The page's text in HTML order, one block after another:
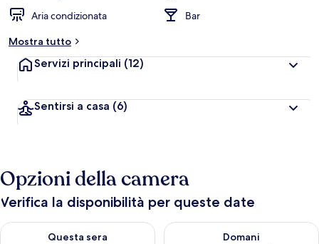
Aria condizionata
Bar
Mostra tutto
Servizi principali (12)
Sentirsi a casa (6)
Opzioni della camera
Verifica la disponibilità per queste date
Questa sera
Verifica la disponibilità per questa sera, ago 7 - ago 8
Domani
Verifica la disponibilità per